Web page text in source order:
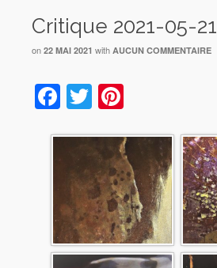
Critique 2021-05-21
on 22 MAI 2021 with AUCUN COMMENTAIRE
Facebook
Twitter